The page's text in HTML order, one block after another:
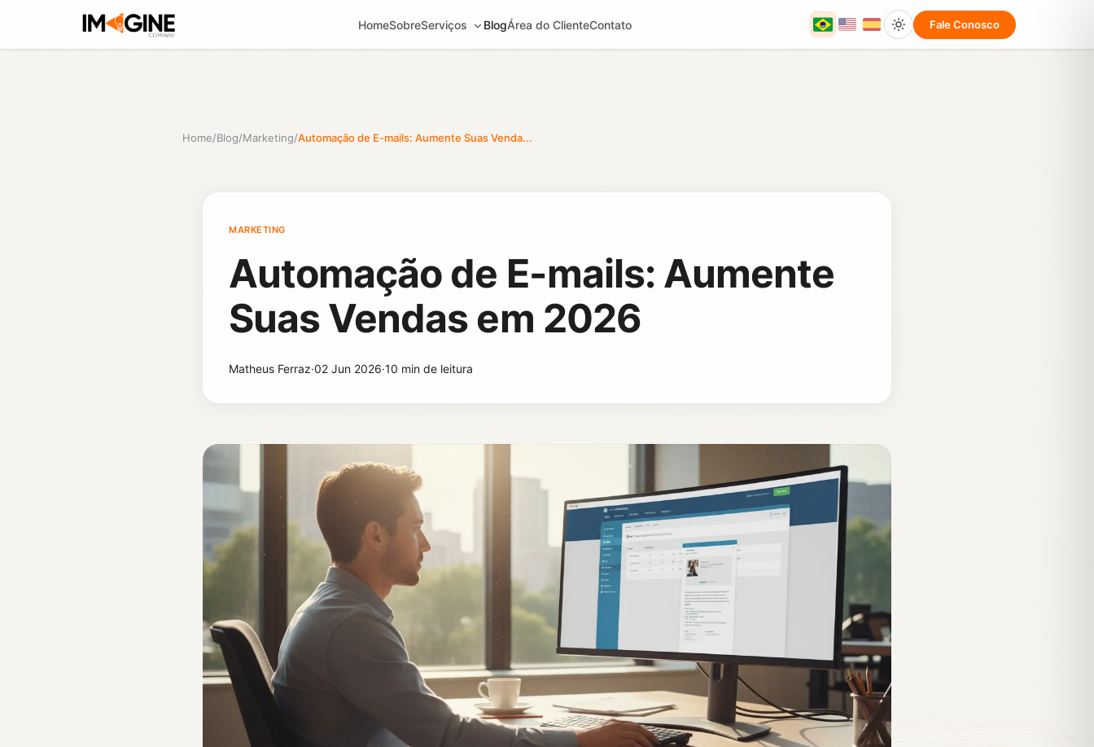
HomeSobreServiços BlogÁrea do ClienteContato Fale Conosco
Home/Blog/Marketing/Automação de E-mails: Aumente Suas Venda...
MARKETING
Automação de E-mails: Aumente
Suas Vendas em 2026
Matheus Ferraz·02 Jun 2026·10 min de leitura